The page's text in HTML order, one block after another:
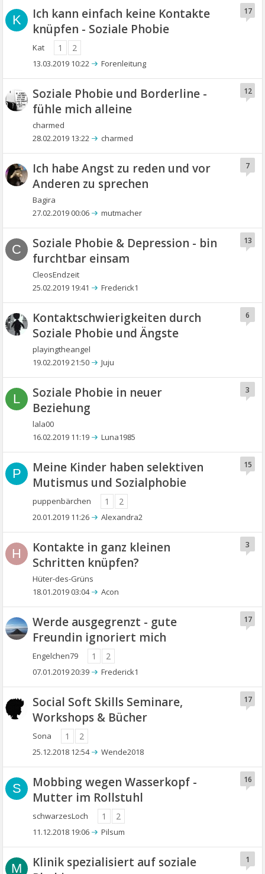
K
Ich kann einfach keine Kontakte
knüpfen - Soziale Phobie
Kat 1 2
17
13.03.2019 10:22 Forenleitung
Soziale Phobie und Borderline -
fühle mich alleine
charmed
12
28.02.2019 13:22 charmed
Ich habe Angst zu reden und vor
Anderen zu sprechen
Bagira
7
27.02.2019 00:06 mutmacher
C
Soziale Phobie & Depression - bin
furchtbar einsam
CleosEndzeit
13
25.02.2019 19:41 Frederick1
Kontaktschwierigkeiten durch
Soziale Phobie und Ängste
playingtheangel
6
19.02.2019 21:50 Juju
L
Soziale Phobie in neuer
Beziehung
lala00
3
16.02.2019 11:19 Luna1985
P
Meine Kinder haben selektiven
Mutismus und Sozialphobie
puppenbärchen 1 2
15
20.01.2019 11:26 Alexandra2
H
Kontakte in ganz kleinen
Schritten knüpfen?
Hüter-des-Grüns
3
18.01.2019 03:04 Acon
Werde ausgegrenzt - gute
Freundin ignoriert mich
Engelchen79 1 2
17
07.01.2019 20:39 Frederick1
Social Soft Skills Seminare,
Workshops & Bücher
Sona 1 2
17
25.12.2018 12:54 Wende2018
S
Mobbing wegen Wasserkopf -
Mutter im Rollstuhl
schwarzesLoch 1 2
16
11.12.2018 19:06 Pilsum
M
Klinik spezialisiert auf soziale
1